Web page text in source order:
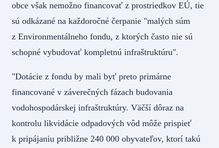
obce však nemožno financovať z prostriedkov EÚ, tie
sú odkázané na každoročné čerpanie "malých súm
z Environmentálneho fondu, z ktorých často nie sú
schopné vybudovať kompletnú infraštruktúru".
"Dotácie z fondu by mali byť preto primárne
financované v záverečných fázach budovania
vodohospodárskej infraštruktúry. Väčší dôraz na
kontrolu likvidácie odpadových vôd môže prispieť
k pripájaniu približne 240 000 obyvateľov, ktorí takú